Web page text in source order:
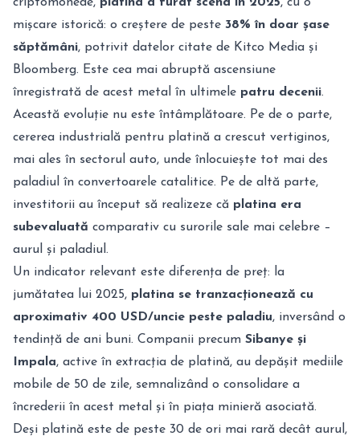
mișcare istorică: o creștere de peste 38% în doar șase
săptămâni, potrivit datelor citate de Kitco Media și
Bloomberg. Este cea mai abruptă ascensiune
înregistrată de acest metal în ultimele patru decenii.
Această evoluție nu este întâmplătoare. Pe de o parte,
cererea industrială pentru platină a crescut vertiginos,
mai ales în sectorul auto, unde înlocuiește tot mai des
paladiul în convertoarele catalitice. Pe de altă parte,
investitorii au început să realizeze că platina era
subevaluată comparativ cu surorile sale mai celebre –
aurul și paladiul.
Un indicator relevant este diferența de preț: la
jumătatea lui 2025, platina se tranzacționează cu
aproximativ 400 USD/uncie peste paladiu, inversând o
tendință de ani buni. Companii precum Sibanye și
Impala, active în extracția de platină, au depășit mediile
mobile de 50 de zile, semnalizând o consolidare a
încrederii în acest metal și în piața minieră asociată.
Deși platină este de peste 30 de ori mai rară decât aurul,